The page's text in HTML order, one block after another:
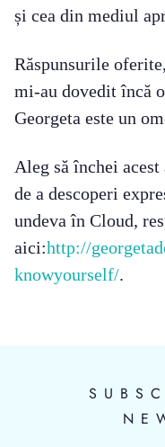
și cea din mediul
Răspunsurile
mi-au dovedit încă
Georgeta este un
Aleg să închei
de a descoperi
undeva în Cloud,
aici:http://
knowyourself/.